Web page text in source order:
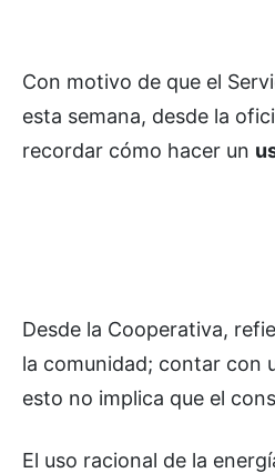
Con motivo de que el
esta semana, desde la
recordar cómo hacer un
Desde la Cooperativa,
la comunidad; contar con
esto no implica que el
El uso racional de la